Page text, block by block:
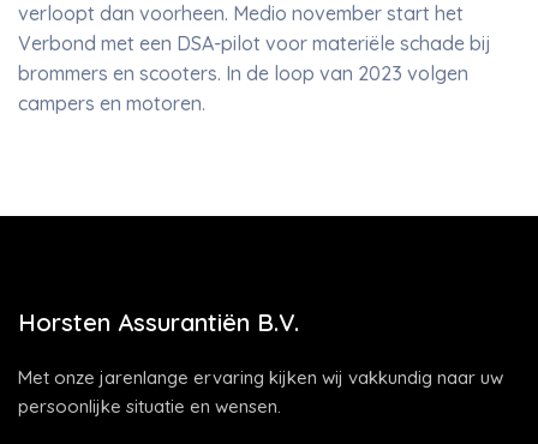
verloopt dan voorheen. Medio november start het
Verbond met een DSA-pilot voor materiële schade bij
brommers en scooters. In de loop van 2023 volgen
campers en motoren.
Horsten Assurantiën B.V.
Met onze jarenlange ervaring kijken wij vakkundig naar uw
persoonlijke situatie en wensen.